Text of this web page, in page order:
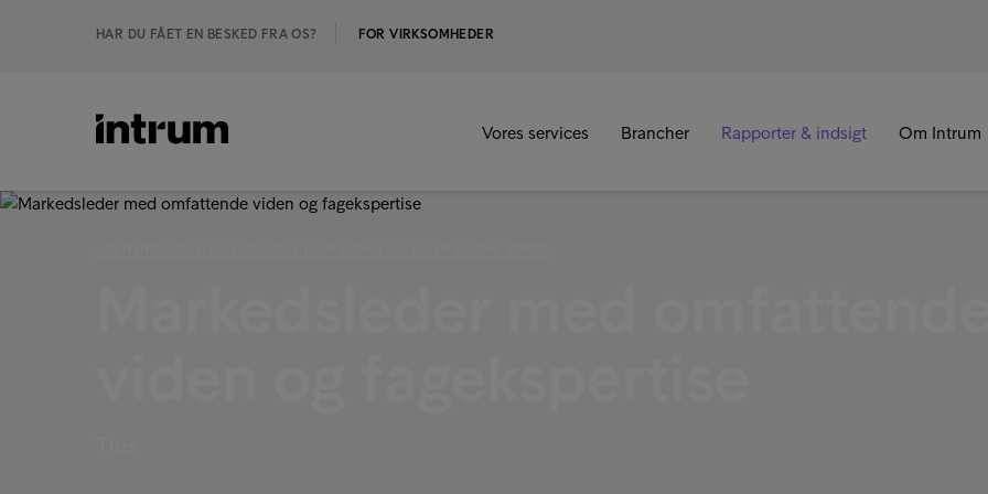
HAR DU FÅET EN BESKED FRA OS? FOR VIRKSOMHEDER
Vores services Brancher Rapporter & indsigt Om Intrum